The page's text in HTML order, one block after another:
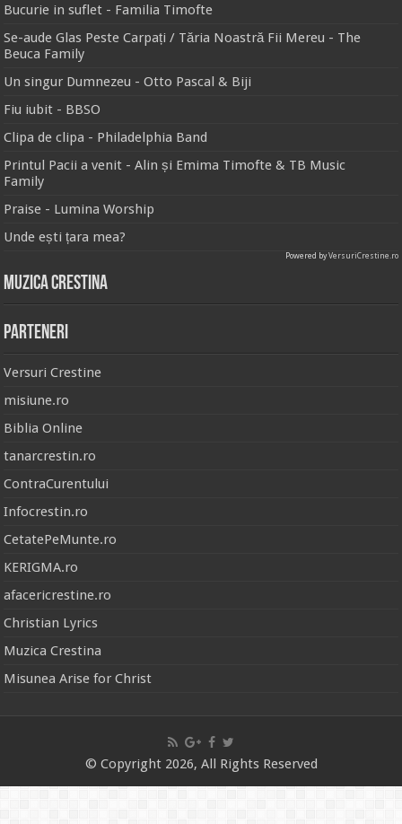
Bucurie in suflet - Familia Timofte
Se-aude Glas Peste Carpați / Tăria Noastră Fii Mereu - The
Beuca Family
Un singur Dumnezeu - Otto Pascal & Biji
Fiu iubit - BBSO
Clipa de clipa - Philadelphia Band
Printul Pacii a venit - Alin și Emima Timofte & TB Music
Family
Praise - Lumina Worship
Unde ești țara mea?
Powered byVersuriCrestine.ro
Muzica Crestina
Parteneri
Versuri Crestine
misiune.ro
Biblia Online
tanarcrestin.ro
ContraCurentului
Infocrestin.ro
CetatePeMunte.ro
KERIGMA.ro
afacericrestine.ro
Christian Lyrics
Muzica Crestina
Misunea Arise for Christ
© Copyright 2026, All Rights Reserved